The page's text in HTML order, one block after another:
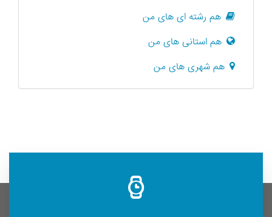
هم رشته ای های من
هم استانی های من
هم شهری های من